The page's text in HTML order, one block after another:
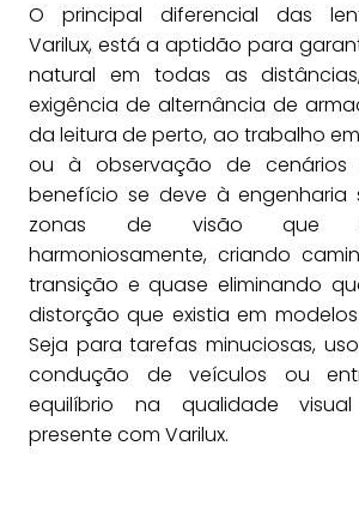
O principal diferencial das
Varilux, está a aptidão para
natural em todas as
exigência de alternância de
da leitura de perto, ao trabalho
ou à observação de cenários
benefício se deve à engenharia
zonas de visão que
harmoniosamente, criando
transição e quase eliminando
distorção que existia em
Seja para tarefas minuciosas,
condução de veículos ou
equilíbrio na qualidade
presente com Varilux.